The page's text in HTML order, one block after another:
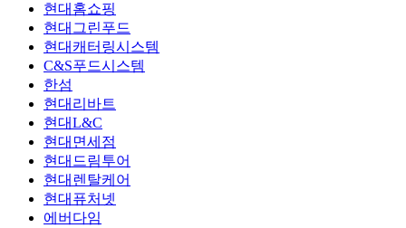
현대홈쇼핑
현대그린푸드
현대캐터링시스템
C&S푸드시스템
한섬
현대리바트
현대L&C
현대면세점
현대드림투어
현대렌탈케어
현대퓨처넷
에버다임